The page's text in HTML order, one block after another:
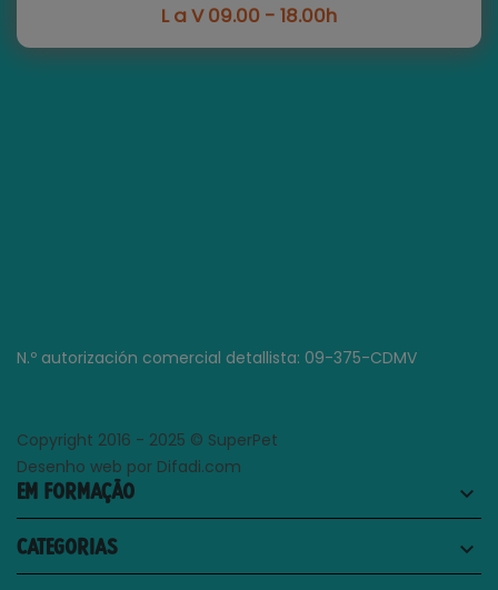
L a V 09.00 - 18.00h
N.º autorización comercial detallista: 09-375-CDMV
Copyright 2016 - 2025 © SuperPet
Desenho web por Difadi.com
EM FORMAÇÃO keyboard_arrow_down
CATEGORIAS keyboard_arrow_down